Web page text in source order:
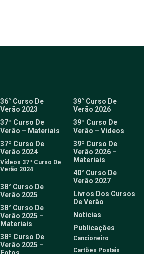
36° Curso De
Verão 2023
37º Curso De
Verão – Materiais
37º Curso De
Verão 2024
Vídeos 37º Curso De
Verão 2024
38° Curso De
Verão 2025
38° Curso De
Verão 2025 –
Materiais
38º Curso De
Verão 2025 –
39° Curso De
Verão 2026
39º Curso De
Verão – Vídeos
39º Curso De
Verão 2026 –
Materiais
40° Curso De
Verão 2027
Livros Dos Cursos
De Verão
Notícias
Publicações
Cancioneiro
Cartões Postais